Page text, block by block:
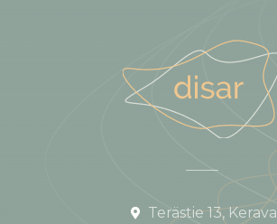
Terästie 13, Kerava